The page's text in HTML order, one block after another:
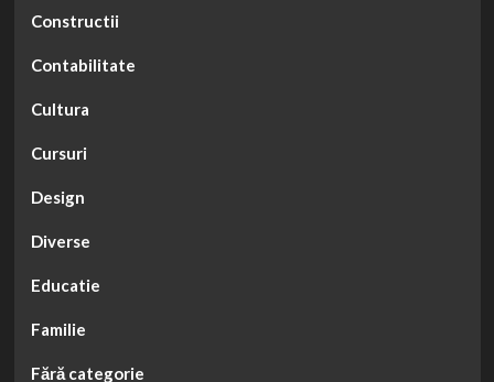
Constructii
Contabilitate
Cultura
Cursuri
Design
Diverse
Educatie
Familie
Fără categorie